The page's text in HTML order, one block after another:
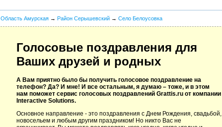
Область Амурская → Район Серышевский → Село Белоусовка
Голосовые поздравления для
Ваших друзей и родных
А Вам приятно было бы получить голосовое поздравление на
телефон? Да? И мне! И все остальным, я думаю – тоже, и в этом
нам поможет сервис голосовых поздравлений Grattis.ru от компании
Interactive Solutions.
Основное направление - это поздравления с Днем Рождения, свадьбой,
новосельем и любым другим праздником! Но никто Вас не